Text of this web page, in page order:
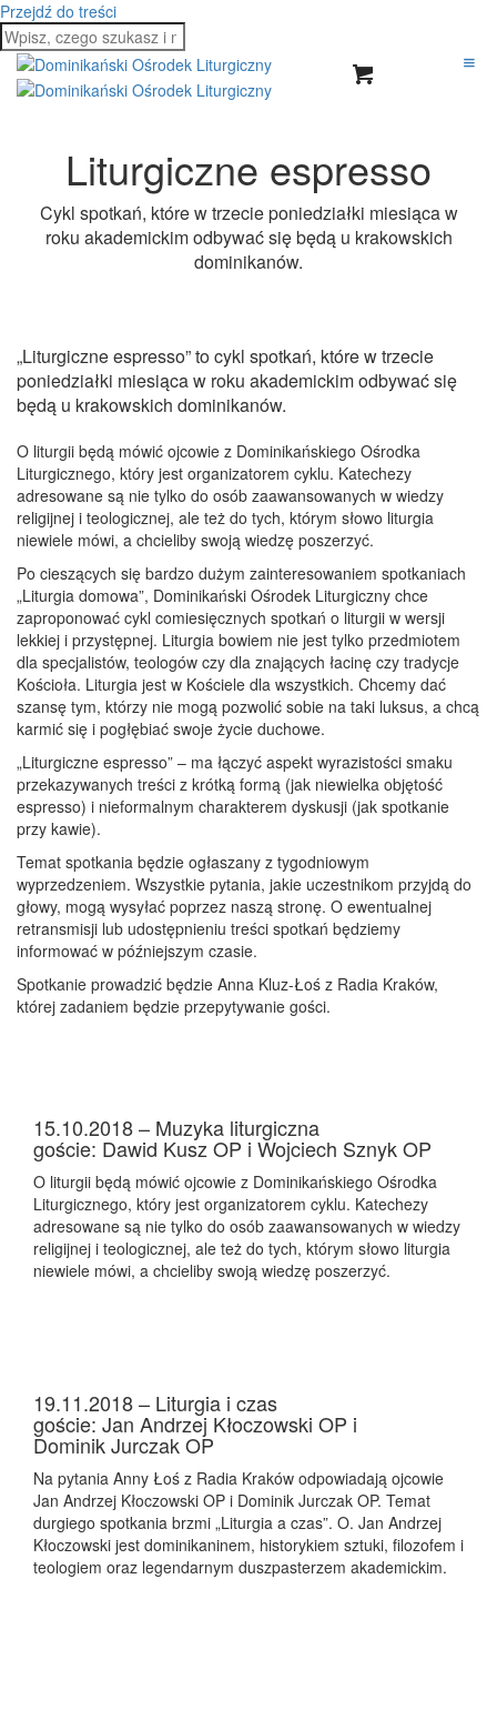
Przejdź do treści
Liturgiczne espresso
Cykl spotkań, które w trzecie poniedziałki miesiąca w
roku akademickim odbywać się będą u krakowskich
dominikanów.
„Liturgiczne espresso” to cykl spotkań, które w trzecie
poniedziałki miesiąca w roku akademickim odbywać się
będą u krakowskich dominikanów.
O liturgii będą mówić ojcowie z Dominikańskiego Ośrodka
Liturgicznego, który jest organizatorem cyklu. Katechezy
adresowane są nie tylko do osób zaawansowanych w wiedzy
religijnej i teologicznej, ale też do tych, którym słowo liturgia
niewiele mówi, a chcieliby swoją wiedzę poszerzyć.
Po cieszących się bardzo dużym zainteresowaniem spotkaniach
„Liturgia domowa”, Dominikański Ośrodek Liturgiczny chce
zaproponować cykl comiesięcznych spotkań o liturgii w wersji
lekkiej i przystępnej. Liturgia bowiem nie jest tylko przedmiotem
dla specjalistów, teologów czy dla znających łacinę czy tradycje
Kościoła. Liturgia jest w Kościele dla wszystkich. Chcemy dać
szansę tym, którzy nie mogą pozwolić sobie na taki luksus, a chcą
karmić się i pogłębiać swoje życie duchowe.
„Liturgiczne espresso” – ma łączyć aspekt wyrazistości smaku
przekazywanych treści z krótką formą (jak niewielka objętość
espresso) i nieformalnym charakterem dyskusji (jak spotkanie
przy kawie).
Temat spotkania będzie ogłaszany z tygodniowym
wyprzedzeniem. Wszystkie pytania, jakie uczestnikom przyjdą do
głowy, mogą wysyłać poprzez naszą stronę. O ewentualnej
retransmisji lub udostępnieniu treści spotkań będziemy
informować w późniejszym czasie.
Spotkanie prowadzić będzie Anna Kluz-Łoś z Radia Kraków,
której zadaniem będzie przepytywanie gości.
15.10.2018 – Muzyka liturgiczna
goście: Dawid Kusz OP i Wojciech Sznyk OP
O liturgii będą mówić ojcowie z Dominikańskiego Ośrodka
Liturgicznego, który jest organizatorem cyklu. Katechezy
adresowane są nie tylko do osób zaawansowanych w wiedzy
religijnej i teologicznej, ale też do tych, którym słowo liturgia
niewiele mówi, a chcieliby swoją wiedzę poszerzyć.
19.11.2018 – Liturgia i czas
goście: Jan Andrzej Kłoczowski OP i
Dominik Jurczak OP
Na pytania Anny Łoś z Radia Kraków odpowiadają ojcowie
Jan Andrzej Kłoczowski OP i Dominik Jurczak OP. Temat
durgiego spotkania brzmi „Liturgia a czas”. O. Jan Andrzej
Kłoczowski jest dominikaninem, historykiem sztuki, filozofem i
teologiem oraz legendarnym duszpasterzem akademickim.